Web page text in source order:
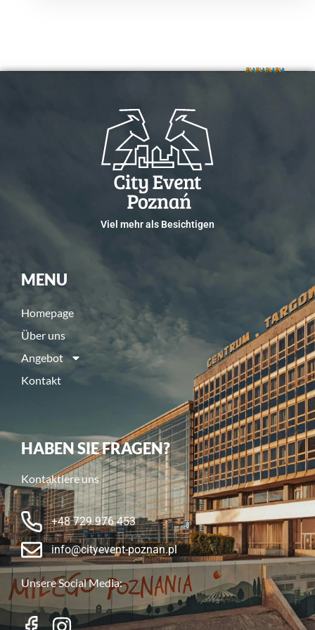
Viel mehr als Besichtigen
MENU
Homepage
Über uns
Angebot
Kontakt
HABEN SIE FRAGEN?
Kontaktiere uns
+48 729 976 453
info@cityevent-poznan.pl
Unsere Social Media: